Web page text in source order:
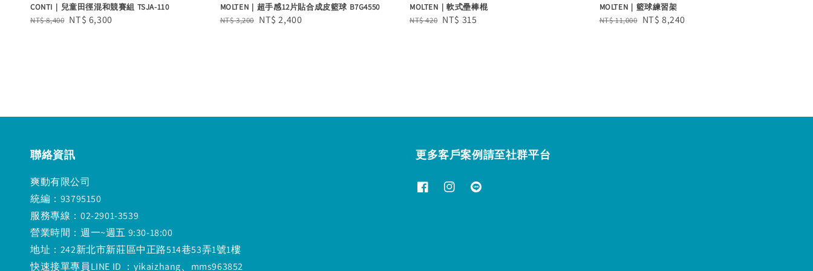
CONTI｜兒童田徑混和競賽組 TSJA-110
Regular
NT$ 8,400 Sale
NT$ 6,300
MOLTEN｜超手感12片貼合成皮籃球 B7G4550
Regular
NT$ 3,200 Sale
NT$ 2,400
MOLTEN｜軟式壘棒棍
Regular
NT$ 420 Sale
NT$ 315
MOLTEN｜籃球練習架
Regular
NT$ 11,000 Sale
NT$ 8,240
聯絡資訊
爽動有限公司
統編：93795150
服務專線：02-2901-3539
營業時間：週一~週五 9:30-18:00
地址：242新北市新莊區中正路514巷53弄1號1樓
快速接單專員LINE ID ：yikaizhang、mms963852
更多客戶案例請至社群平台